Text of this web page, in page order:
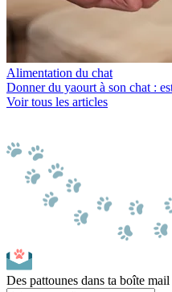
Alimentation du chat
Donner du yaourt à son chat :
Voir tous les articles
Des pattounes dans ta boîte mail